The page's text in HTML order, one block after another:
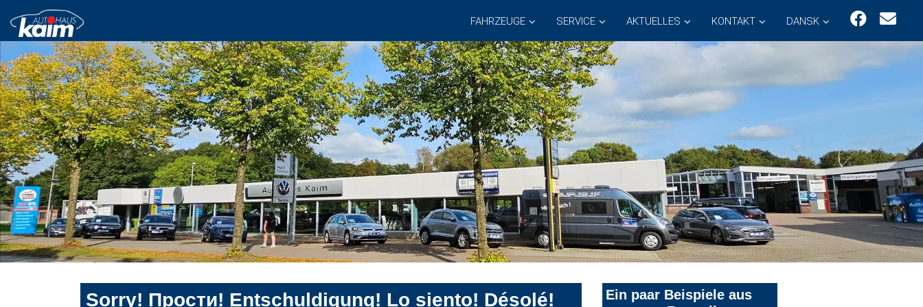
FAHRZEUGE SERVICE AKTUELLES KONTAKT DANSK
Sorry! Прости! Entschuldigung! Lo siento! Désolé!
Ein paar Beispiele aus